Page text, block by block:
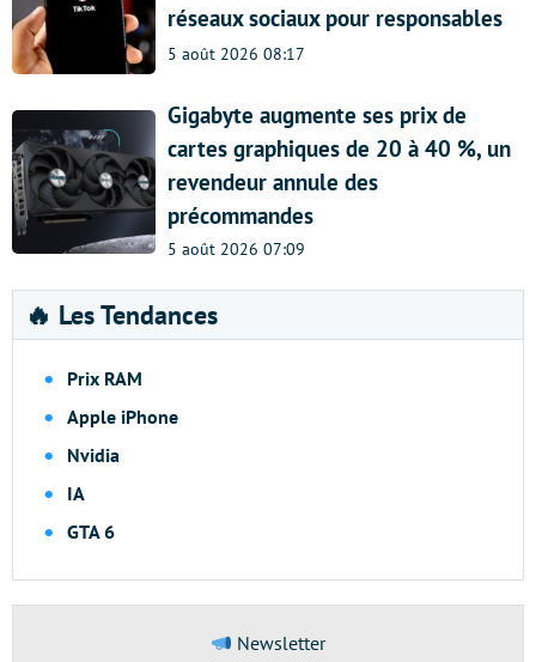
réseaux sociaux pour responsables
5 août 2026 08:17
Gigabyte augmente ses prix de
cartes graphiques de 20 à 40 %, un
revendeur annule des
précommandes
5 août 2026 07:09
🔥 Les Tendances
Prix RAM
Apple iPhone
Nvidia
IA
GTA 6
Newsletter